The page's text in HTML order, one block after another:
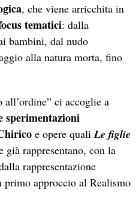
, che viene arricchita in
tematici: dalla
bambini, dal nudo
alla natura morta, fino
ci accoglie a
sperimentazioni
e opere qualiLe figlie
già rappresentano, con la
rappresentazione
primo approccio al Realismo